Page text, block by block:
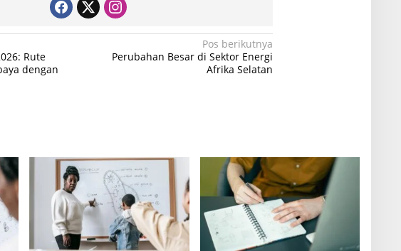
Rute
dengan
Pos berikutnya
Perubahan Besar di Sektor Energi
Afrika Selatan